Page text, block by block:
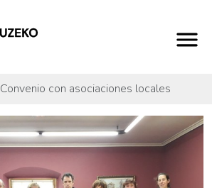
Convenio con asociaciones locales